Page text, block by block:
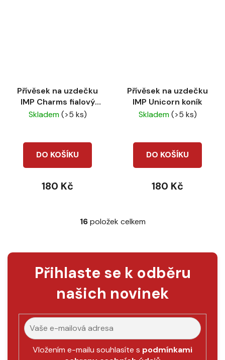
Přívěsek na uzdečku
IMP Charms fialový
kámen
Skladem(>5 ks)
DO KOŠÍKU
180 Kč
Přívěsek na uzdečku
IMP Unicorn koník
Skladem(>5 ks)
DO KOŠÍKU
180 Kč
O
d
a
c
p
r
v
k
16položek celkem
Přihlaste se k odběru
našich novinek
Vložením e-mailu souhlasíte s podmínkami